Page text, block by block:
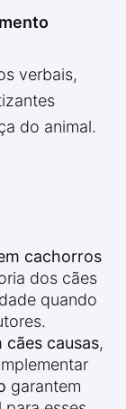
verbais,
do animal.
cachorros
dos cães
quando
cães causas,
garantem